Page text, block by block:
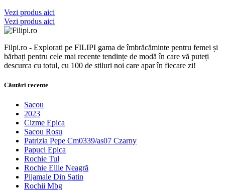
Vezi produs aici
Vezi produs aici
Filpi.ro - Explorati pe FILIPI gama de îmbrăcăminte pentru femei și
bărbați pentru cele mai recente tendințe de modă în care vă puteți
descurca cu totul, cu 100 de stiluri noi care apar în fiecare zi!
Căutări recente
Sacou
2023
Cizme Epica
Sacou Rosu
Patrizia Pepe Cm0339/as07 Czarny
Papuci Epica
Rochie Tul
Rochie Ellie Neagră
Pijamale Din Satin
Rochii Mbg